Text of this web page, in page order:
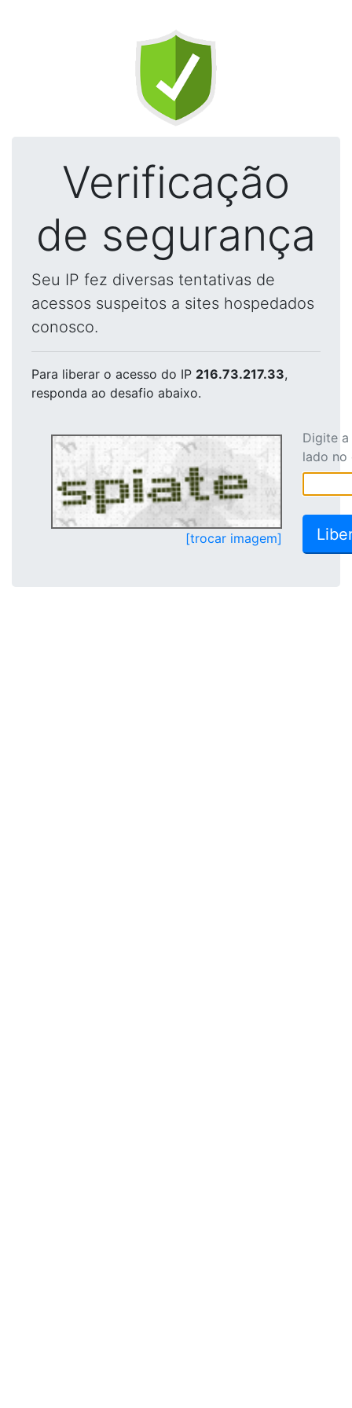
Verificação
de segurança
Seu IP fez diversas tentativas de
acessos suspeitos a sites hospedados
conosco.
Para liberar o acesso do IP 216.73.217.33,
responda ao desafio abaixo.
[trocar imagem]
Digite
lado no